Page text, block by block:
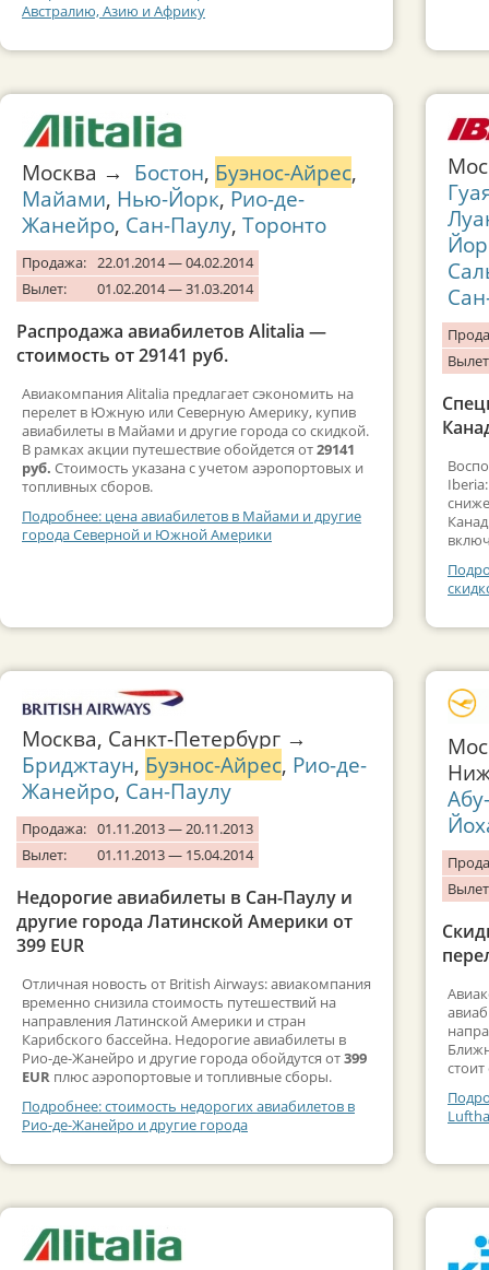
Австралию, Азию и Африку
Москва → Бостон, Буэнос-Айрес,
Майами, Нью-Йорк, Рио-де-
Жанейро, Сан-Паулу, Торонто
Продажа: 22.01.2014 — 04.02.2014
Вылет:
01.02.2014 — 31.03.2014
Распродажа авиабилетов Alitalia —
стоимость от 29141 руб.
Авиакомпания Alitalia предлагает сэкономить на
перелет в Южную или Северную Америку, купив
авиабилеты в Майами и другие города со скидкой.
В рамках акции путешествие обойдется от29141
руб. Стоимость указана с учетом аэропортовых и
топливных сборов.
Подробнее: цена авиабилетов в Майами и другие
города Северной и Южной Америки
Москва, Санкт-Петербург →
Бриджтаун, Буэнос-Айрес, Рио-де-
Жанейро, Сан-Паулу
Продажа: 01.11.2013 — 20.11.2013
Вылет:
01.11.2013 — 15.04.2014
Недорогие авиабилеты в Сан-Паулу и
другие города Латинской Америки от
399 EUR
Отличная новость от British Airways: авиакомпания
временно снизила стоимость путешествий на
направления Латинской Америки и стран
Карибского бассейна. Недорогие авиабилеты в
Рио-де-Жанейро и другие города обойдутся от399
EUR плюс аэропортовые и топливные сборы.
Подробнее: стоимость недорогих авиабилетов в
Рио-де-Жанейро и другие города